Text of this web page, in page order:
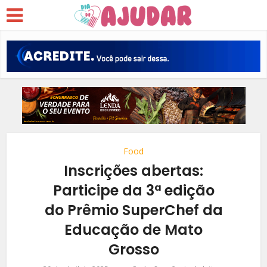
Food
Inscrições abertas:
Participe da 3ª edição
do Prêmio SuperChef da
Educação de Mato
Grosso